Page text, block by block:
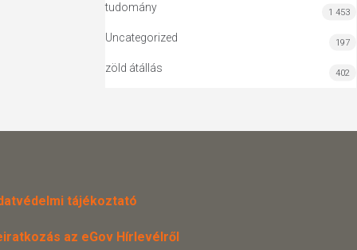
tudomány 1 453
Uncategorized 197
zöld átállás 402
tájékoztató
az eGov Hírlevélről